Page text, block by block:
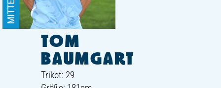
TOM
BAUMGART
Trikot: 29